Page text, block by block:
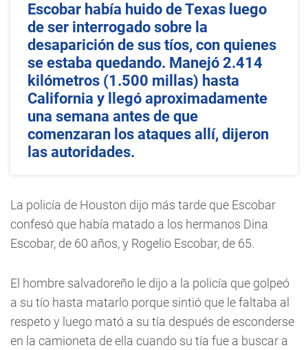
Escobar había huido de Texas luego
de ser interrogado sobre la
desaparición de sus tíos, con quienes
se estaba quedando. Manejó 2.414
kilómetros (1.500 millas) hasta
California y llegó aproximadamente
una semana antes de que
comenzaran los ataques allí, dijeron
las autoridades.
La policía de Houston dijo más tarde que Escobar
confesó que había matado a los hermanos Dina
Escobar, de 60 años, y Rogelio Escobar, de 65.
El hombre salvadoreño le dijo a la policía que golpeó
a su tío hasta matarlo porque sintió que le faltaba al
respeto y luego mató a su tía después de esconderse
en la camioneta de ella cuando su tía fue a buscar a